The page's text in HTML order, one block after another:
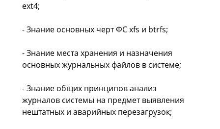
ext4;
- Знание основных черт ФС xfs и btrfs;
- Знание места хранения и назначения
основных журнальных файлов в системе;
- Знание общих принципов анализ
журналов системы на предмет выявления
нештатных и аварийных перезагрузок;